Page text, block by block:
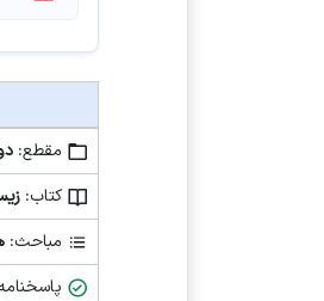
مشخصاتمقطع:
کتاب:
مباحث: